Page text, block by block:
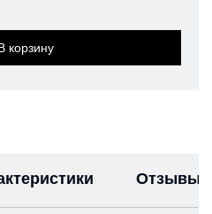
корзину
Отзывы